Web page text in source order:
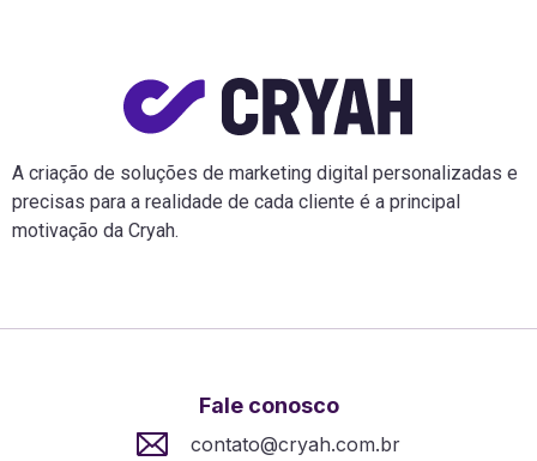
A criação de soluções de marketing digital personalizadas e
precisas para a realidade de cada cliente é a principal
motivação da Cryah.
Fale conosco
contato@cryah.com.br